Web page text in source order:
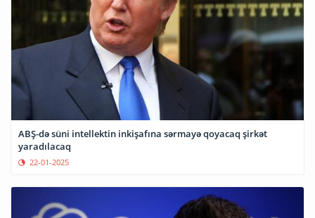
ABŞ-də süni intellektin inkişafına sərmayə qoyacaq şirkət
yaradılacaq
22-01-2025